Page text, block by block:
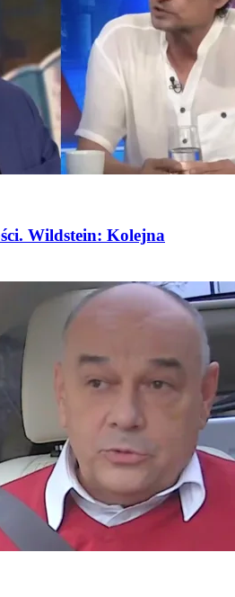
Wildstein: Kolejna